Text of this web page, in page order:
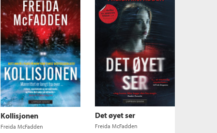
Kollisjonen
Freida McFadden
Det øyet ser
Freida McFadden